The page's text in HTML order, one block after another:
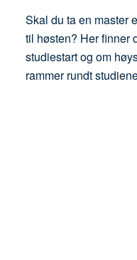
Skal du ta en master
til høsten? Her finner
studiestart og om
rammer rundt